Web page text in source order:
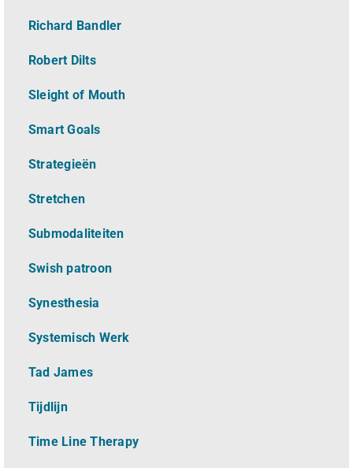
Richard Bandler
Robert Dilts
Sleight of Mouth
Smart Goals
Strategieën
Stretchen
Submodaliteiten
Swish patroon
Synesthesia
Systemisch Werk
Tad James
Tijdlijn
Time Line Therapy